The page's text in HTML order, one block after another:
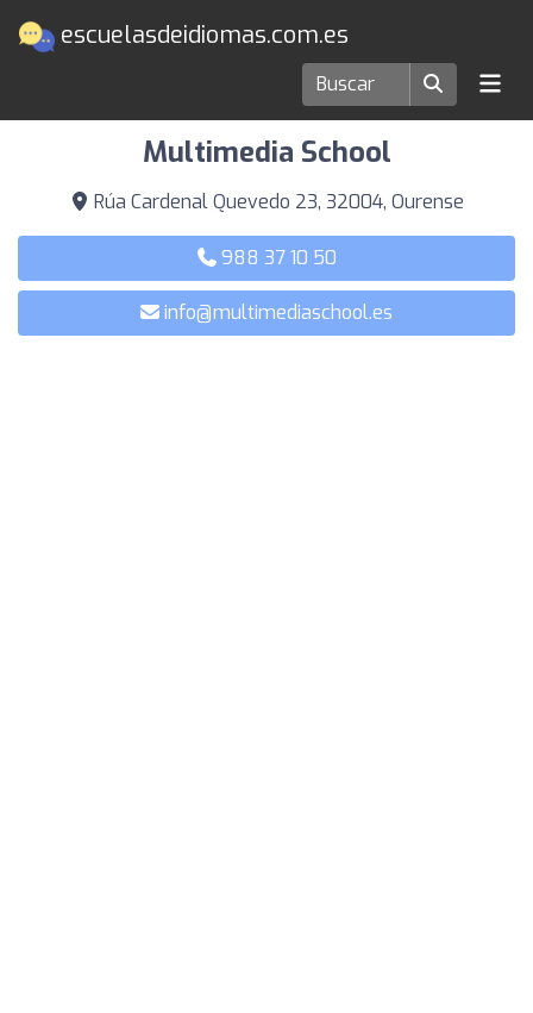
escuelasdeidiomas.com.es
Escuelas de idiomas en Ourense
Multimedia School
Rúa Cardenal Quevedo 23, 32004, Ourense
988 37 10 50
info@multimediaschool.es